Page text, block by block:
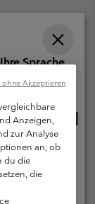
italiano ›
12 1213
Garantie
Impressum
Anzeigen,
zur Analyse
an, ob
du die
die
ohne Akzeptieren
Sprache